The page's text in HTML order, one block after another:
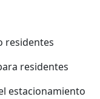
residentes
residentes
estacionamiento